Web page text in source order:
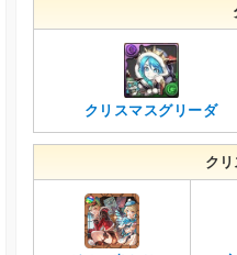
クリスマスグリーダ
ク